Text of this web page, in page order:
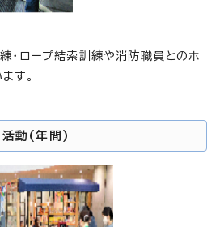
・ロープ結索訓練や消防職員とのホ
す。
活動(年間)